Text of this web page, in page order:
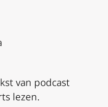
van podcast
lezen.